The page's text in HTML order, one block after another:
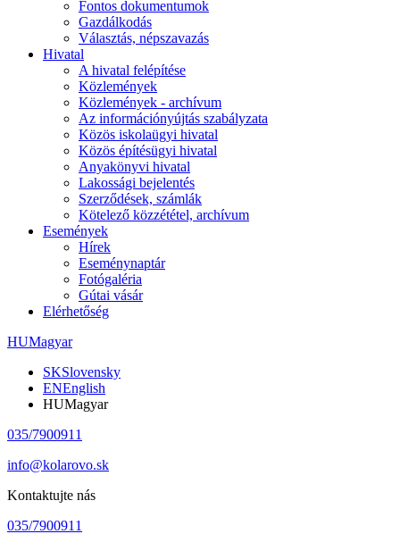
Fontos dokumentumok
Gazdálkodás
Választás, népszavazás
Hivatal
A hivatal felépítése
Közlemények
Közlemények - archívum
Az információnyújtás szabályzata
Közös iskolaügyi hivatal
Közös építésügyi hivatal
Anyakönyvi hivatal
Lakossági bejelentés
Szerződések, számlák
Kötelező közzététel, archívum
Események
Hírek
Eseménynaptár
Fotógaléria
Gútai vásár
Elérhetőség
HUMagyar
SKSlovensky
ENEnglish
HUMagyar
035/7900911
info@kolarovo.sk
Kontaktujte nás
035/7900911